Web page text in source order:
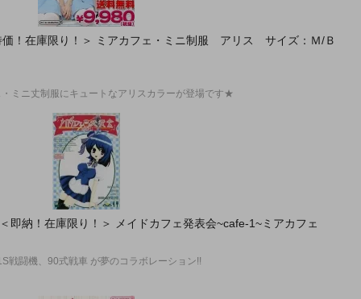
！在庫限り！＞ ミアカフェ・ミニ制服 アリス サイズ：Ｍ/Ｂ
ミニ丈制服にキュートなアリスカラーが登場です★
納！在庫限り！＞ メイドカフェ発表会~cafe-1~ミアカフェ
戦闘機、90式戦車 が夢のコラボレーション!!